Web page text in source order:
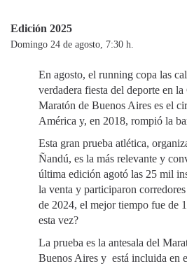
Edición 2025
Domingo 24 de agosto, 7:30 h.
En agosto, el running copa las
verdadera fiesta del deporte en
Maratón de Buenos Aires es el
América y, en 2018, rompió la
Esta gran prueba atlética,
Ñandú, es la más relevante y
última edición agotó las 25 mil
la venta y participaron
de 2024, el mejor tiempo fue de
esta vez?
La prueba es la antesala del
Buenos Aires y está incluida en